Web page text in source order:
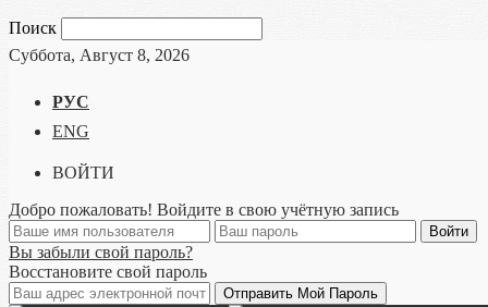
Поиск
Суббота, Август 8, 2026
РУС
ENG
ВОЙТИ
Добро пожаловать! Войдите в свою учётную запись
Вы забыли свой пароль?
Восстановите свой пароль